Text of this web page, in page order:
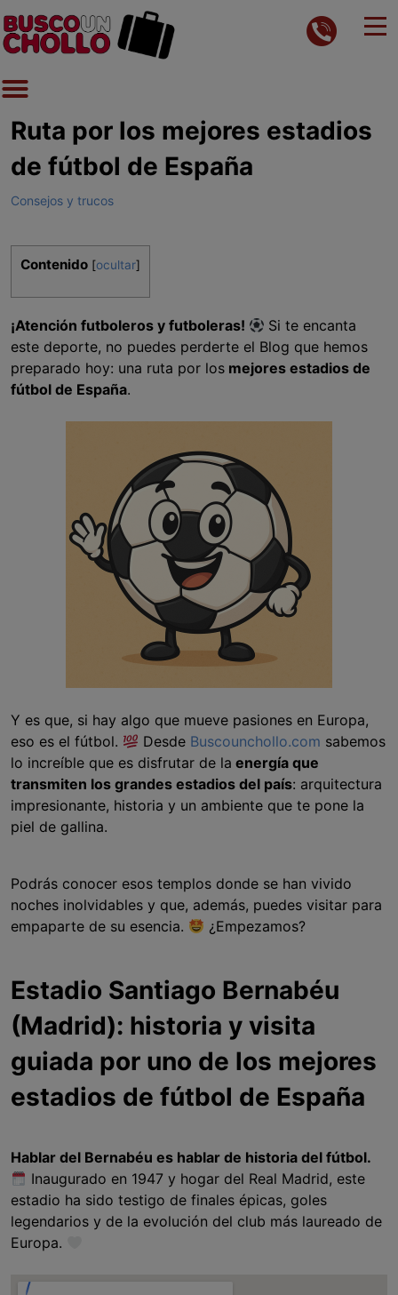
Ruta por los mejores estadios
de fútbol de España
Consejos y trucos
Contenido [ocultar]
¡Atención futboleros y futboleras!
Si te encanta
este deporte, no puedes perderte el Blog que hemos
preparado hoy: una ruta por los mejores estadios de
fútbol de España.
Y es que, si hay algo que mueve pasiones en Europa,
eso es el fútbol.
Desde Buscounchollo.com sabemos
lo increíble que es disfrutar de la energía que
transmiten los grandes estadios del país: arquitectura
impresionante, historia y un ambiente que te pone la
piel de gallina.
Podrás conocer esos templos donde se han vivido
noches inolvidables y que, además, puedes visitar para
empaparte de su esencia.
¿Empezamos?
Estadio Santiago Bernabéu
(Madrid): historia y visita
guiada por uno de los mejores
estadios de fútbol de España
Hablar del Bernabéu es hablar de historia del fútbol.
Inaugurado en 1947 y hogar del Real Madrid, este
estadio ha sido testigo de finales épicas, goles
legendarios y de la evolución del club más laureado de
Europa.